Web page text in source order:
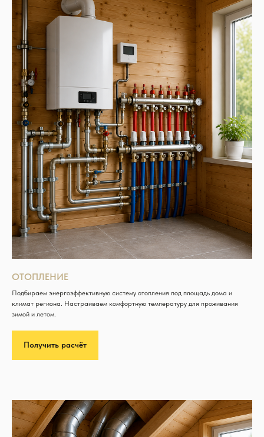
ОТОПЛЕНИЕ
Подбираем энергоэффективную систему отопления под площадь дома и
климат региона. Настраиваем комфортную температуру для проживания
зимой и летом.
Получить расчёт